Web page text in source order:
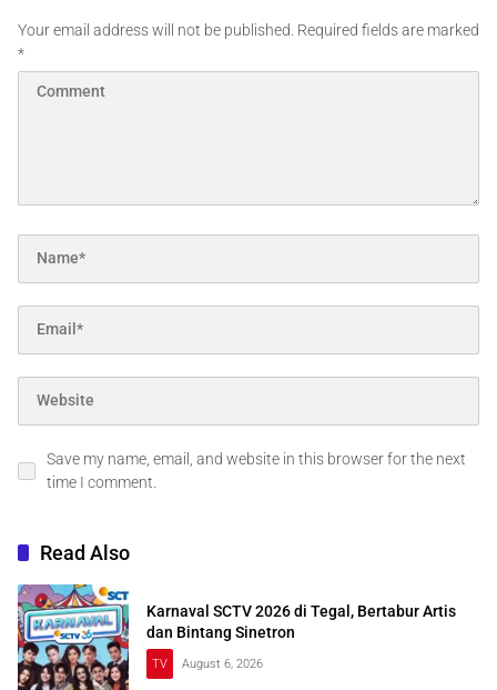
Your email address will not be published. Required fields are marked
*
Save my name, email, and website in this browser for the next
time I comment.
Read Also
Karnaval SCTV 2026 di Tegal, Bertabur Artis
dan Bintang Sinetron
TV August 6, 2026